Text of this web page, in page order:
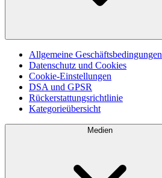
Allgemeine Geschäftsbedingungen
Datenschutz und Cookies
Cookie-Einstellungen
DSA und GPSR
Rückerstattungsrichtlinie
Kategorieübersicht
Medien